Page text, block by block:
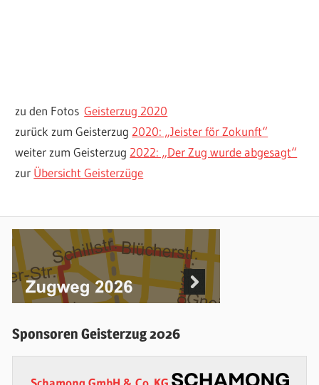
zu den FotosGeisterzug 2020
zurück zum Geisterzug 2020: „Jeister för Zokunft“
weiter zum Geisterzug 2022: „Der Zug wurde abgesagt“
zur Übersicht Geisterzüge
Sponsoren Geisterzug 2026